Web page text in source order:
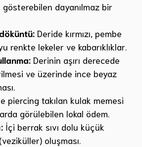
gösterebilen dayanılmaz bir
Deride kırmızı, pembe
renkte lekeler ve kabarıklıklar.
Derinin aşırı derecede
ve üzerinde ince beyaz
piercing takılan kulak memesi
görülebilen lokal ödem.
İçi berrak sıvı dolu küçük
oluşması.